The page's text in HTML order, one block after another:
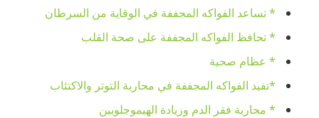
* تساعد الفواكه المجففة في الوقاية من السرطان
* تحافظ الفواكه المجففة على صحة القلب
* عظام صحية
*تفيد الفواكه المجففة في محاربة التوتر والاكتئاب
* محاربة فقر الدم وزيادة الهيموجلوبين